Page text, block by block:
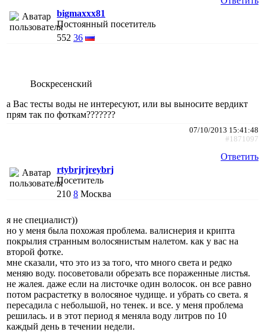
bigmaxxx81
Постоянный посетитель
552 36
Воскресенский
а Вас тесты воды не интересуют, или вы выносите вердикт
прям так по фоткам???????
07/10/2013 15:41:48
#1871097
Ответить
rtybrjrjreybrj
Посетитель
210 8 Москва
я не специалист))
но у меня была похожая проблема. валиснерия и крипта
покрылия странным волосянистым налетом. как у вас на
второй фотке.
мне сказали, что это из за того, что много света и редко
меняю воду. посоветовали обрезать все пораженные листья.
не жалея. даже если на листочке один волосок. он все равно
потом расрастетку в волосяное чудище. и убрать со света. я
пересадила с небольшой, но тенек. и все. у меня проблема
решилась. и в этот период я меняла воду литров по 10
каждый день в течении недели.